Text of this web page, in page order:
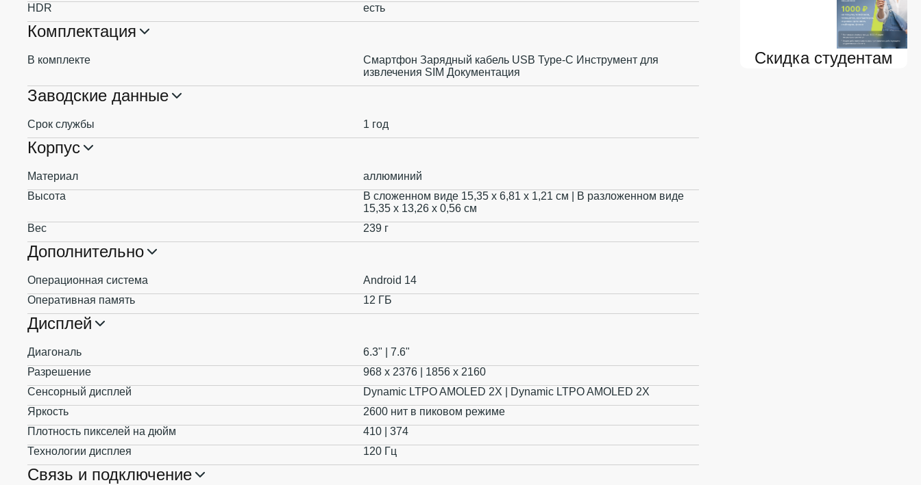
Скидка студентам
HDR
есть
Комплектация
В комплекте
Смартфон Зарядный кабель USB Type-C Инструмент для
извлечения SIM Документация
Заводские данные
Срок службы 1 год
Корпус
Материал
аллюминий
Высота
В сложенном виде 15,35 x 6,81 x 1,21 см | В разложенном виде
15,35 x 13,26 x 0,56 см
Вес
239 г
Дополнительно
Операционная система
Android 14
Оперативная память
12 ГБ
Дисплей
Диагональ
6.3" | 7.6"
Разрешение
968 x 2376 | 1856 x 2160
Сенсорный дисплей
Dynamic LTPO AMOLED 2X | Dynamic LTPO AMOLED 2X
Яркость
2600 нит в пиковом режиме
Плотность пикселей на дюйм
410 | 374
Технологии дисплея
120 Гц
Связь и подключение